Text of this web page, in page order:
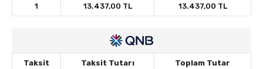
1 13.437,00 TL 13.437,00 TL
Taksit Taksit Tutarı Toplam Tutar